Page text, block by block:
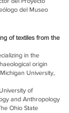
del Museo
of textiles from the
in the
origin
University,
of
and Anthropology
Ohio State